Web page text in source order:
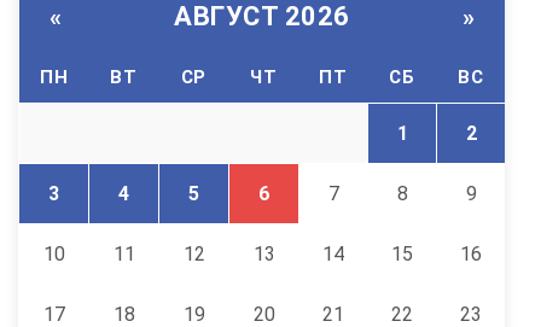
« АВГУСТ 2026 »
ПН ВТ СР ЧТ ПТ СБ ВС
1 2
3 4 5 6 7 8 9
10 11 12 13 14 15 16
17 18 19 20 21 22 23